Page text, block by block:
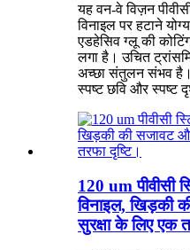
यह वन-वे विज़न
विनाइल पर हटाने
एडहेसिव ग्लू की
लगा है। उचित
अच्छा संतुलन संभव है।
स्पष्ट छवि और स्पष्ट
120 um पीवीसी
विनाइल, खिड़की
सुरक्षा के लिए एक